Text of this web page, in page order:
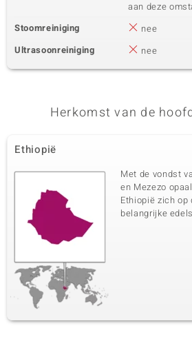
aan deze
Stoomreiniging
nee
Ultrasoonreiniging
nee
Herkomst van de
Ethiopië
Met de vondst
en Mezezo
Ethiopië zich op
belangrijke